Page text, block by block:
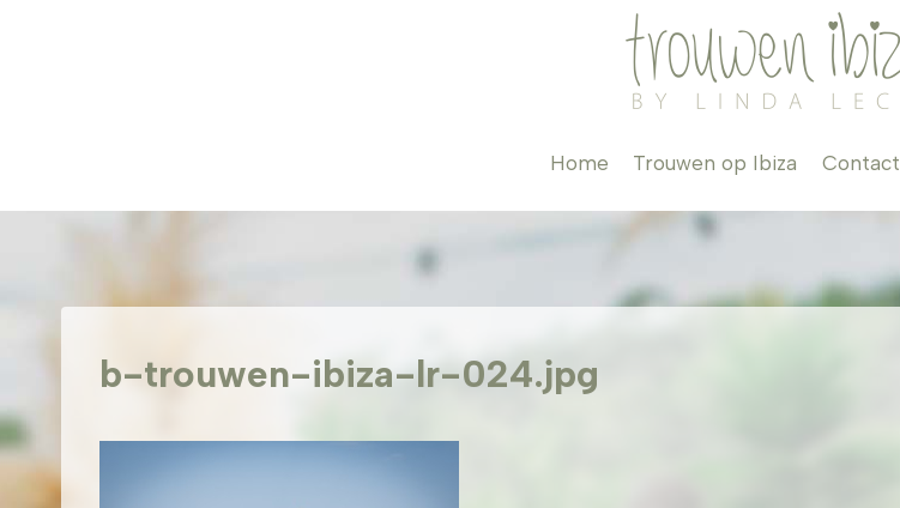
Home Trouwen op Ibiza Contact
b-trouwen-ibiza-lr-024.jpg